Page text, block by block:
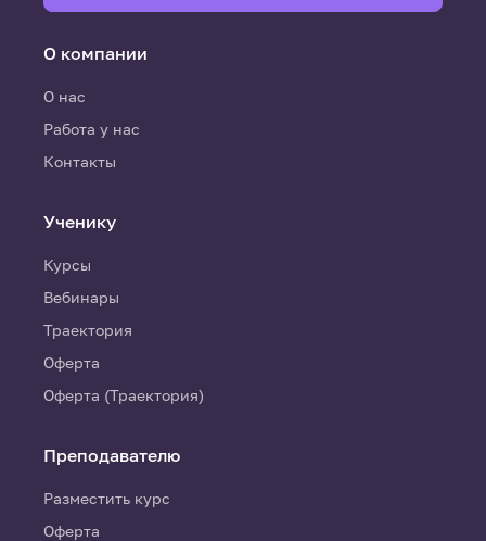
О компании
О нас
Работа у нас
Контакты
Ученику
Курсы
Вебинары
Траектория
Оферта
Оферта (Траектория)
Преподавателю
Разместить курс
Оферта